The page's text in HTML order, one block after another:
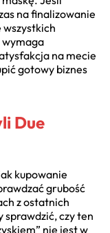
na finalizowanie
wszystkich
wymaga
na mecie
gotowy biznes
Due
kupowanie
grubość
z ostatnich
sprawdzić, czy ten
nie jest w